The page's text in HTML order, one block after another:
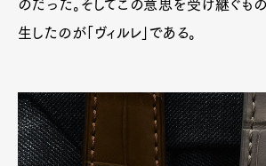
のだった。そしてこの意思を受け継ぐも
生したのが「ヴィルレ」である。